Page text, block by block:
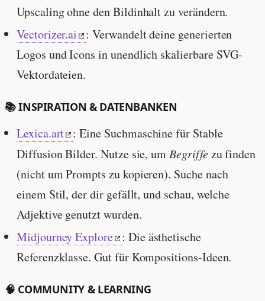
Upscaling ohne den Bildinhalt zu verändern.
Vectorizer.ai
: Verwandelt deine generierten
Logos und Icons in unendlich skalierbare SVG-
Vektordateien.
📚 INSPIRATION & DATENBANKEN
Lexica.art : Eine Suchmaschine für Stable
Diffusion Bilder. Nutze sie, umBegriffezu finden
(nicht um Prompts zu kopieren). Suche nach
einem Stil, der dir gefällt, und schau, welche
Adjektive genutzt wurden.
Midjourney Explore : Die ästhetische
Referenzklasse. Gut für Kompositions-Ideen.
🧠 COMMUNITY & LEARNING